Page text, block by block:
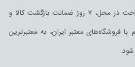
تجربه، با پایبندی به سه اصل کلیدی، پرداخت در محل، ۷ روز ضمانت بازگشت کالا و
فروشگاه‌های معتبر ایران، به معتبرترین
شود.